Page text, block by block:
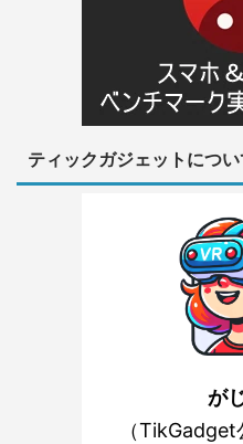
ティックガジェットについ
が
（